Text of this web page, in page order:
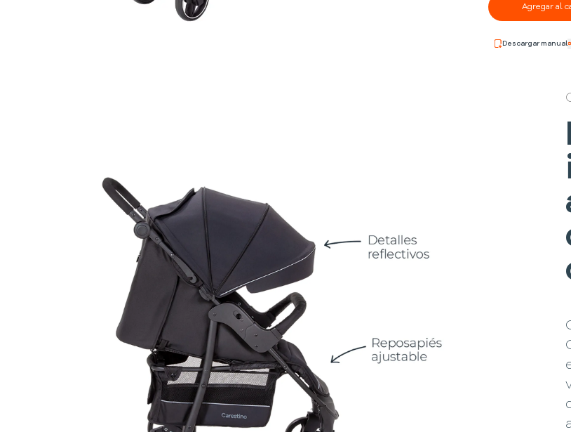
Agregar al
Descargar manual